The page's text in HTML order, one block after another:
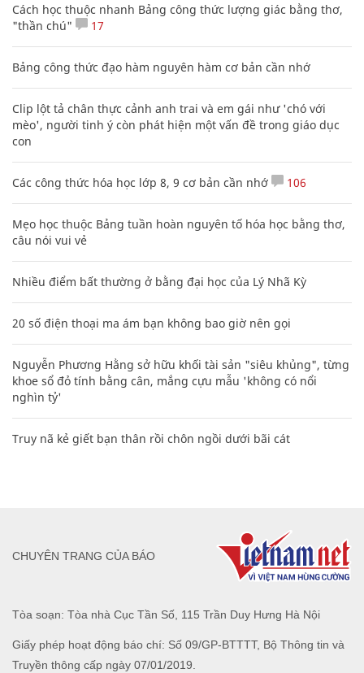
Cách học thuộc nhanh Bảng công thức lượng giác bằng thơ,
"thần chú"
17
Bảng công thức đạo hàm nguyên hàm cơ bản cần nhớ
Clip lột tả chân thực cảnh anh trai và em gái như 'chó với
mèo', người tinh ý còn phát hiện một vấn đề trong giáo dục
con
Các công thức hóa học lớp 8, 9 cơ bản cần nhớ 106
Mẹo học thuộc Bảng tuần hoàn nguyên tố hóa học bằng thơ,
câu nói vui vẻ
Nhiều điểm bất thường ở bằng đại học của Lý Nhã Kỳ
20 số điện thoại ma ám bạn không bao giờ nên gọi
Nguyễn Phương Hằng sở hữu khối tài sản "siêu khủng", từng
khoe sổ đỏ tính bằng cân, mắng cựu mẫu 'không có nổi
nghìn tỷ'
Truy nã kẻ giết bạn thân rồi chôn ngồi dưới bãi cát
Tòa soạn: Tòa nhà Cục Tần Số, 115 Trần Duy Hưng Hà Nội
Giấy phép hoạt động báo chí: Số 09/GP-BTTTT, Bộ Thông tin và
Truyền thông cấp ngày 07/01/2019.
CHUYÊN TRANG CỦA BÁO